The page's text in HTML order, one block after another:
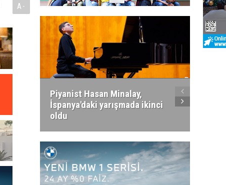
A-
Piyanist Hasan Minalay,
İspanya'daki yarışmada ikinci
oldu